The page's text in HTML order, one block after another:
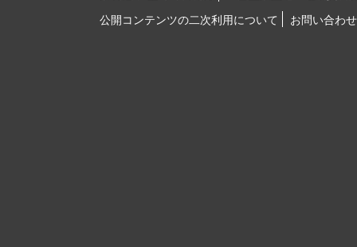
公開コンテンツの二次利用について
お問い合わせ